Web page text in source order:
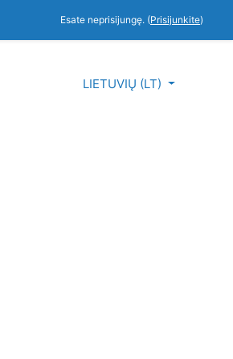
Esate neprisijungę. (Prisijunkite)
LIETUVIŲ ‎(LT)‎